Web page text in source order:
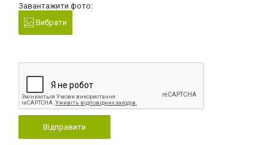
Завантажити фото:
Вибрати
Відправити